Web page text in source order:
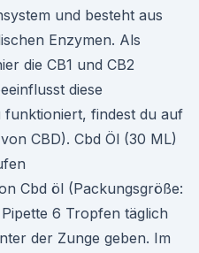
und besteht aus
Enzymen. Als
die CB1 und CB2
diese
funktioniert, findest du auf
CBD). Cbd Öl (30 ML)
Cbd öl (Packungsgröße:
6 Tropfen täglich
der Zunge geben. Im